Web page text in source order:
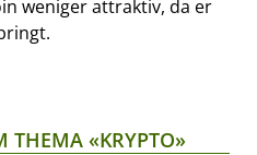
weniger attraktiv, da er
THEMA «KRYPTO»